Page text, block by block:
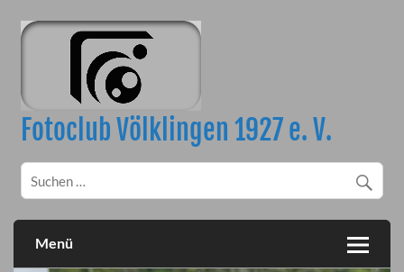
content
Fotoclub Völklingen 1927 e. V.
Menü